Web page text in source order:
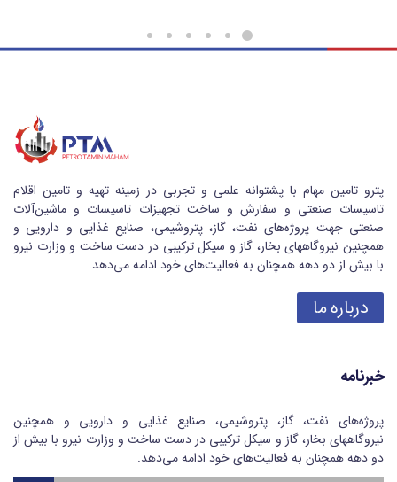
پترو تامین مهام با پشتوانه علمی و تجربی در زمینه تهیه و تامین اقلام
تاسیسات صنعتی و سفارش و ساخت تجهیزات تاسیسات و ماشین‌آلات
صنعتی جهت پروژه‌های نفت، گاز، پتروشیمی، صنایع غذایی و دارویی و
همچنین نیروگاههای بخار، گاز و سیکل ترکیبی در دست ساخت و وزارت نیرو
با بیش از دو دهه همچنان به فعالیت‌های خود ادامه می‌دهد.
درباره ما
خبرنامه
پروژه‌های نفت، گاز، پتروشیمی، صنایع غذایی و دارویی و همچنین
نیروگاههای بخار، گاز و سیکل ترکیبی در دست ساخت و وزارت نیرو با بیش از
دو دهه همچنان به فعالیت‌های خود ادامه می‌دهد.